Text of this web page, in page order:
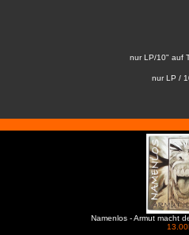
nur LP/10" auf
nur LP /
Namenlos - Armut macht